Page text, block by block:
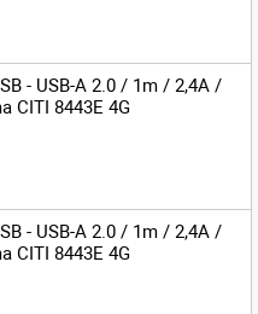
- USB-A 2.0 / 1m / 2,4A /
CITI 8443E 4G
- USB-A 2.0 / 1m / 2,4A /
CITI 8443E 4G